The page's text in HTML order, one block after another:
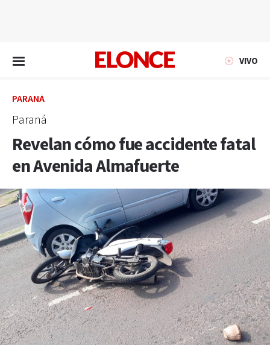
VIVO
PARANÁ
Paraná
Revelan cómo fue accidente fatal
en Avenida Almafuerte